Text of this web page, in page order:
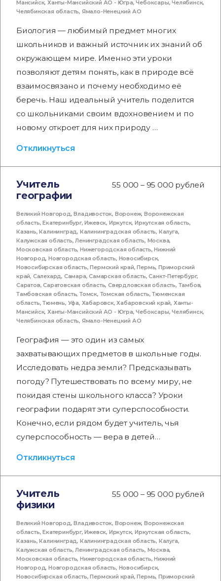
Мансийск,Ханты-Мансийский АО - Югра,Чебоксары,Челябинск,
Челябинская область, Ямало-Ненецкий АО
Биология — любимый предмет многих
школьников и важный источник их знаний об
окружающем мире. Именно эти уроки
позволяют детям понять, как в природе всё
взаимосвязано и почему необходимо её
беречь. Наш идеальный учитель поделится
со школьниками своим вдохновением и по
новому откроет для них природу …
Откликнуться
Учитель
географии
55 000 – 95 000 рублей
Великий Новгород,Владивосток, Воронеж,Воронежская
область,Екатеринбург,Ижевск, Иркутск,Иркутская область,
Казань,Калининград, Калининградская область, Калуга,
Калужская область,Ленинградская область, Москва,
Московская область,Нижегородская область,Нижний
Новгород,Новгородская область, Новосибирск,
Новосибирская область,Пермский край,Пермь,Приморский
край, Салехард, Самара,Самарская область,Санкт-Петербург,
Саратов,Саратовская область,Свердловская область, Тамбов,
Тамбовская область,Томск, Томская область,Тюменская
область,Тюмень, Уфа, Хабаровск,Хабаровский край, Ханты-
Мансийск,Ханты-Мансийский АО - Югра,Чебоксары,Челябинск,
Челябинская область, Ямало-Ненецкий АО
География — это один из самых
захватывающих предметов в школьные годы.
Исследовать недра земли? Предсказывать
погоду? Путешествовать по всему миру, не
покидая стены школьного класса? Уроки
географии подарят эти суперспособности.
Конечно, если рядом будет учитель, чья
суперспособность — вера в детей…
Откликнуться
Учитель
физики
55 000 – 95 000 рублей
Великий Новгород,Владивосток, Воронеж,Воронежская
область,Екатеринбург,Ижевск, Иркутск,Иркутская область,
Казань,Калининград, Калининградская область, Калуга,
Калужская область,Ленинградская область, Москва,
Московская область,Нижегородская область,Нижний
Новгород,Новгородская область, Новосибирск,
Новосибирская область,Пермский край,Пермь,Приморский